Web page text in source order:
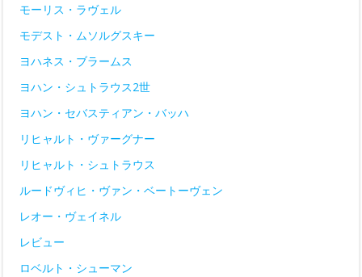
モーリス・ラヴェル
モデスト・ムソルグスキー
ヨハネス・ブラームス
ヨハン・シュトラウス2世
ヨハン・セバスティアン・バッハ
リヒャルト・ヴァーグナー
リヒャルト・シュトラウス
ルードヴィヒ・ヴァン・ベートーヴェン
レオー・ヴェイネル
レビュー
ロベルト・シューマン